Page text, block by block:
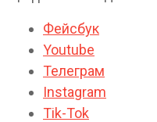
Фейсбук
Youtube
Телеграм
Instagram
Tik-Tok